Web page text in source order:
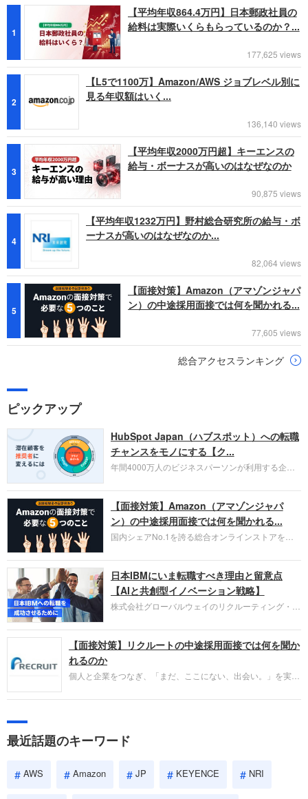
1
【平均年収864.4万円】日本郵政社員の
給料は実際いくらもらっているのか？...
177,625 views
2
【L5で1100万】Amazon/AWS ジョブレベル別に
見る年収額はいく...
136,140 views
3
【平均年収2000万円超】キーエンスの
給与・ボーナスが高いのはなぜなのか
90,875 views
4
【平均年収1232万円】野村総合研究所の給与・ボ
ーナスが高いのはなぜなのか...
82,064 views
5
【面接対策】Amazon（アマゾンジャパ
ン）の中途採用面接では何を聞かれる...
77,605 views
総合アクセスランキング
ピックアップ
HubSpot Japan（ハブスポット）への転職
チャンスをモノにする【ク...
年間4000万人のビジネスパーソンが利用する企業
お勧めするイチオシ企業をご紹介します。今回はク
ラウド型CRMプラットフォームを提供する
HubSpot Japan（ハブスポット・ジャパン）株式会
社です。採用面接対策の企業研究にご活用くださ
い。
【面接対策】Amazon（アマゾンジャパ
ン）の中途採用面接では何を聞かれる...
国内シェアNo.1を誇る総合オンラインストアを運
圧倒的な存在感を持つAmazon。中途採用面接では
過去の具体的な業務成果やリーダーシップの発揮、
失敗からの学びが重視され、人間性やカルチャーフ
ィットも評価対象となり、長期的に成長できる仲間
であるかを多角的に審査されます。
日本IBMにいま転職すべき理由と留意点
【AIと共創型イノベーション戦略】
株式会社グローバルウェイのリクルーティング・パ
パーソンが利用する企業口コミサイト「キャリコ
ネ」の転職エージェントがお勧めするイチオシ企業
IBMです。採用面接対策の企業研究にご活用くださ
い。
【面接対策】リクルートの中途採用面接では何を聞か
れるのか
個人と企業をつなぎ、「まだ、ここにない、出会い。」を実現
やこれまでの成果を具体的に問われるほか、「人間性」も評価
しょう。
最近話題のキーワード
AWS Amazon JP KEYENCE NRI